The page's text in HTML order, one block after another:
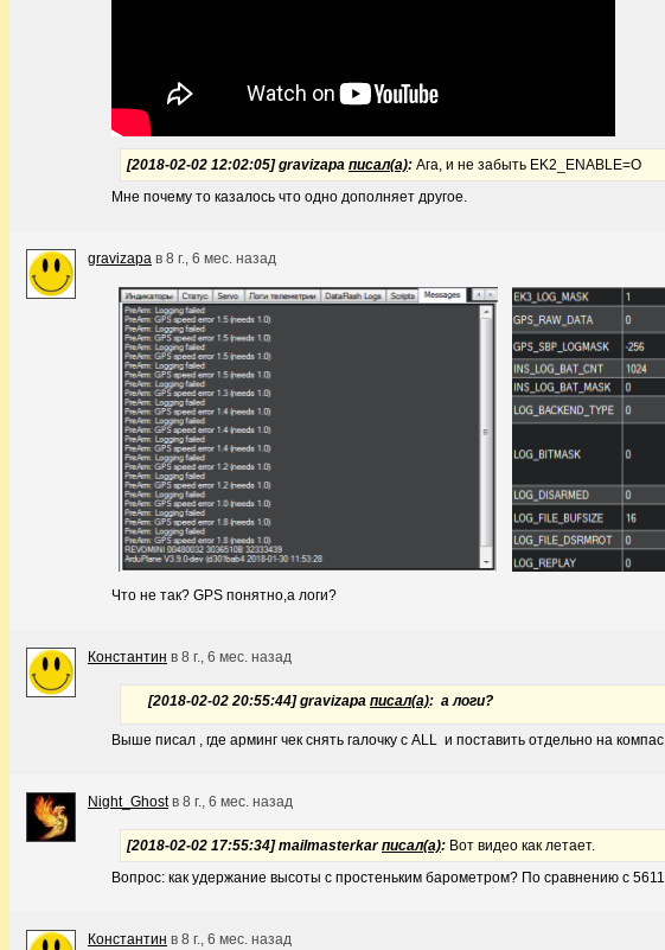
[2018-02-02 12:02:05] gravizapa писал(а): Ага, и не забыть EK2_ENABLE=O
Мне почему то казалось что одно дополняет другое.
gravizapa в 8 г., 6 мес. назад
Что не так? GPS понятно,а логи?
Константин в 8 г., 6 мес. назад
[2018-02-02 20:55:44] gravizapa писал(а): а логи?
Выше писал , где арминг чек снять галочку с ALL и поставить отдельно на
Night_Ghostв 8 г., 6 мес. назад
[2018-02-02 17:55:34] mailmasterkarписал(а): Вот видео как летает.
Вопрос: как удержание высоты с простеньким барометром? По сравнению с
Константин в 8 г., 6 мес. назад